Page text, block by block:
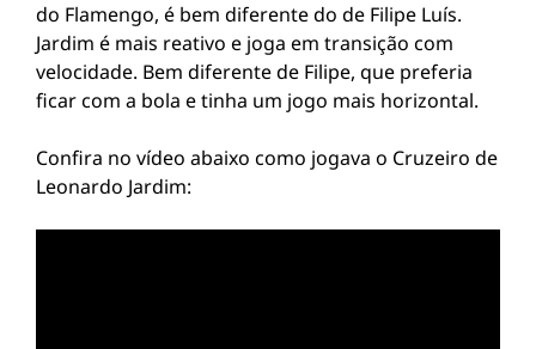
do Flamengo, é bem diferente do de Filipe Luís.
Jardim é mais reativo e joga em transição com
velocidade. Bem diferente de Filipe, que preferia
ficar com a bola e tinha um jogo mais horizontal.
Confira no vídeo abaixo como jogava o Cruzeiro de
Leonardo Jardim: